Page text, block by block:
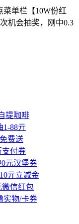
菜单栏【10W份红
机会抽奖，刚中0.3
提咖啡
1-88亓
费送
支付券
元汉堡券
亓立减金
微信红包
实物/卡券